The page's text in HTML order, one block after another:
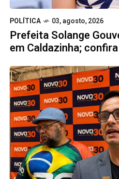
POLÍTICA 03, agosto, 2026
Prefeita Solange
em Caldazinha;